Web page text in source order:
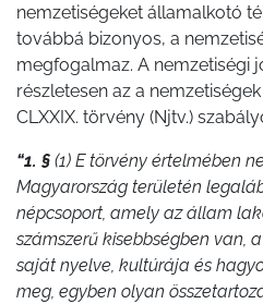
nemzetiségeket államalkotó
továbbá bizonyos, a
megfogalmaz. A nemzetiségi
részletesen az a
CLXXIX. törvény (Njtv.)
“1. § (1) E törvény értelmében
Magyarország területén
népcsoport, amely az állam
számszerű kisebbségben van,
saját nyelve, kultúrája és
meg, egyben olyan